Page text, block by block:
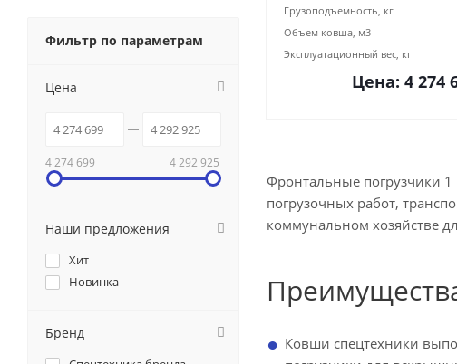
Грузоподъемность, кг
Объем ковша, м3
Эксплуатационный вес, кг
Цена: 4 274
Фронтальные погрузчики 1
погрузочных работ,
коммунальном хозяйстве
Ковши спецтехники
Фильтр по параметрам
Цена
4 274 699 4 292 925
Наши предложения
Хит
Новинка
Бренд